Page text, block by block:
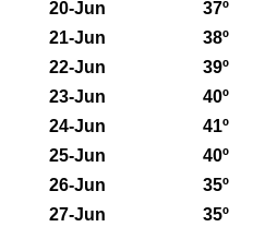
20-Jun
37º
21-Jun
38º
22-Jun
39º
23-Jun
40º
24-Jun
41º
25-Jun
40º
26-Jun
35º
27-Jun
35º